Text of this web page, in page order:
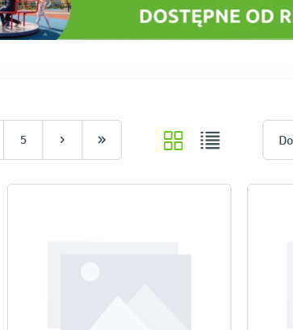
Zapraszamy do zapoznania się z ofertą sklepu Moje
handlowymi w Państwa regionie.
5